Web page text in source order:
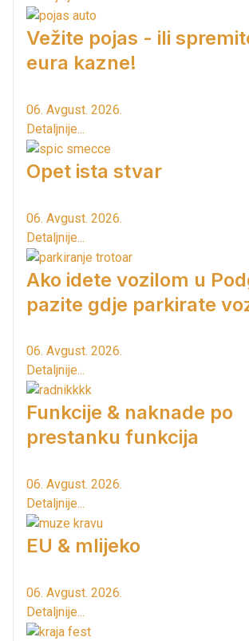
Vežite pojas - ili
eura kazne!
06. Avgust. 2026.
Detaljnije...
Opet ista stvar
06. Avgust. 2026.
Detaljnije...
Ako idete vozilom u
pazite gdje parkirate
06. Avgust. 2026.
Detaljnije...
Funkcije & naknade po
prestanku funkcija
06. Avgust. 2026.
Detaljnije...
EU & mlijeko
06. Avgust. 2026.
Detaljnije...